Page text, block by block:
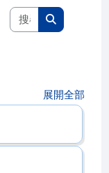
搜尋課程
搜尋課程
展開全部